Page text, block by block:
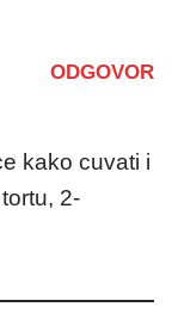
ODGOVOR
kako cuvati i
2-